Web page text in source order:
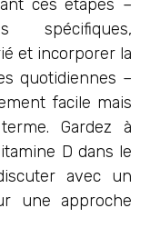
ces étapes –
spécifiques,
et incorporer la
quotidiennes –
facile mais
Gardez à
D dans le
avec un
une approche